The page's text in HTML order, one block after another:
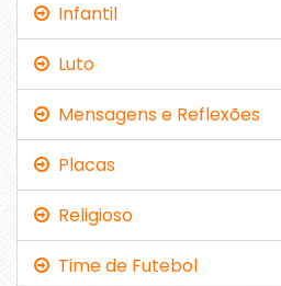
Infantil
Luto
Mensagens e Reflexões
Placas
Religioso
Time de Futebol